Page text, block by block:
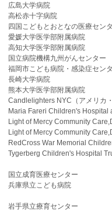
広島大学病院
高松赤十字病院
四国こどもとおとなの医療セン
愛媛大学医学部附属病院
高知大学医学部附属病院
国立病院機構九州がんセンタ
福岡市こども病院・感染症セン
長崎大学病院
熊本大学医学部附属病院
Candlelighters NYC（アメリカ
Maria Fareri Children's
Light of Mercy Community
Light of Mercy Community
RedCross War Memorial
Tygerberg Children's Hospital
国立成育医療センター
兵庫県立こども病院
岩手県立療育センター